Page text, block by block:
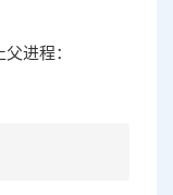
进程：